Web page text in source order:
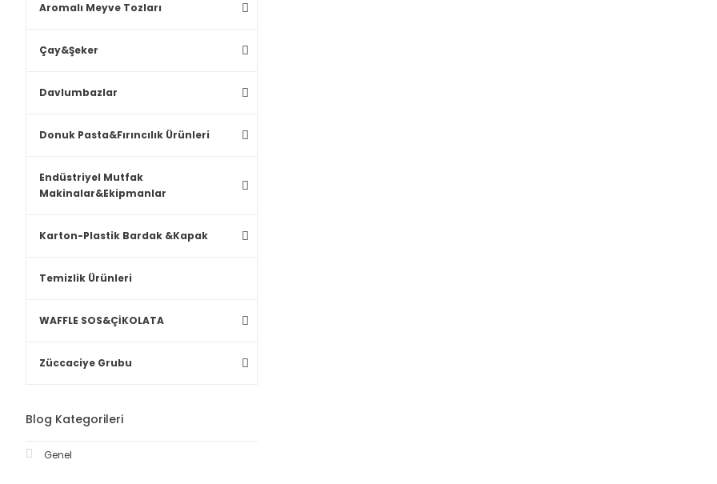
Aromalı Meyve Tozları
Çay&Şeker
Davlumbazlar
Donuk Pasta&Fırıncılık Ürünleri
Endüstriyel Mutfak
Makinalar&Ekipmanlar
Karton-Plastik Bardak &Kapak
Temizlik Ürünleri
WAFFLE SOS&ÇİKOLATA
Züccaciye Grubu
Blog Kategorileri
Genel